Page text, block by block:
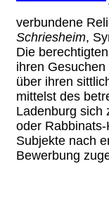
verbundene
Schriesheim,
Die
ihren
über ihren
mittelst des
Ladenburg sich
oder
Subjekte nach
Bewerbung